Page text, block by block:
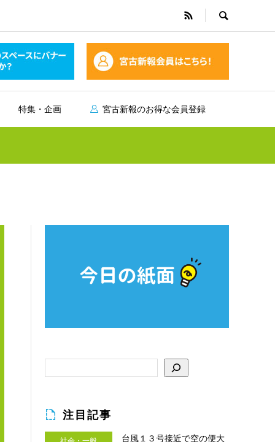
特集・企画 宮古新報のお得な会員登録
注目記事
台風１３号接近で空の便大